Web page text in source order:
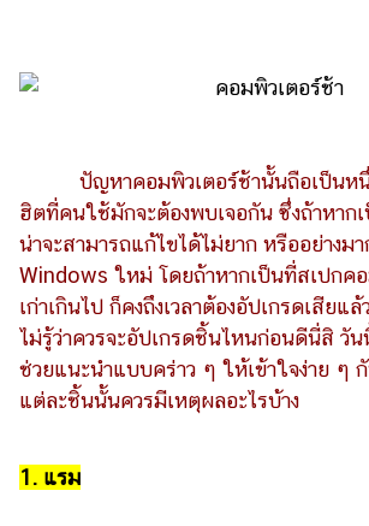
ไตล์
ผู้
หญิง
ผู้ชาย
สุขภาพ
ท่อง
เที่ยว
สูตร
อาหาร
ปัญหาคอมพิวเตอร์ช้านั้นถือเป็นห
ฮิตที่คนใช้มักจะต้องพบเจอกัน ซึ่งถ้าหาก
น่าจะสามารถแก้ไขได้ไม่ยาก หรืออย่างม
Windows ใหม่ โดยถ้าหากเป็นที่สเปกค
เก่าเกินไป ก็คงถึงเวลาต้องอัปเกรดเสียแ
ไม่รู้ว่าควรจะอัปเกรดชิ้นไหนก่อนดีนี่สิ วัน
ช่วยแนะนำแบบคร่าว ๆ ให้เข้าใจง่าย ๆ
แต่ละชิ้นนั้นควรมีเหตุผลอะไรบ้าง
1. แรม